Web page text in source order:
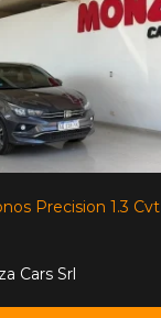
Precision 1.3 Cvt
Cars Srl